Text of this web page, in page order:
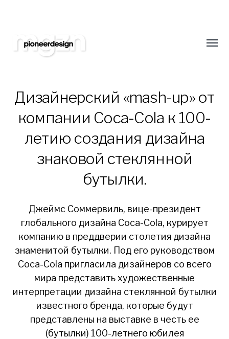
Pioneer
Studio
Дизайнерский «mash-up» от
компании Coca-Cola к 100-
летию создания дизайна
знаковой стеклянной
бутылки.
Джеймс Соммервиль, вице-президент
глобального дизайна Coca-Cola, курирует
компанию в преддверии столетия дизайна
знаменитой бутылки. Под его руководством
Coca-Cola пригласила дизайнеров со всего
мира представить художественные
интерпретации дизайна стеклянной бутылки
известного бренда, которые будут
представлены на выставке в честь ее
(бутылки) 100-летнего юбилея
сайтостроения. Только самая свежая и